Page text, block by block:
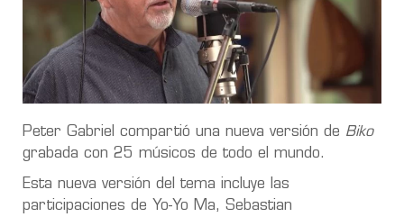
Peter Gabriel compartió una nueva versión de Biko
grabada con 25 músicos de todo el mundo.
Esta nueva versión del tema incluye las
participaciones de Yo-Yo Ma, Sebastian